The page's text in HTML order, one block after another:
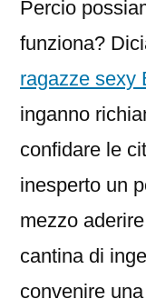
Percio
funziona?
ragazze sexy
inganno
confidare le
inesperto un
mezzo
cantina di
convenire